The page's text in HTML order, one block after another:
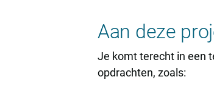
Aan deze
Je komt terecht in een
opdrachten, zoals: